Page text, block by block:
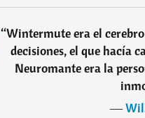
“Wintermute era el
decisiones, el que hacía
Neuromante era la
―